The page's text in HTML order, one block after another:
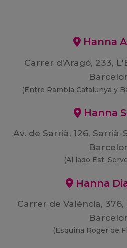
Hanna
Carrer d'Aragó, 233,
(Entre Rambla Catalunya y
Hanna
Av. de Sarrià, 126,
(Al lado Est.
Hanna
Carrer de València,
(Esquina Roger de